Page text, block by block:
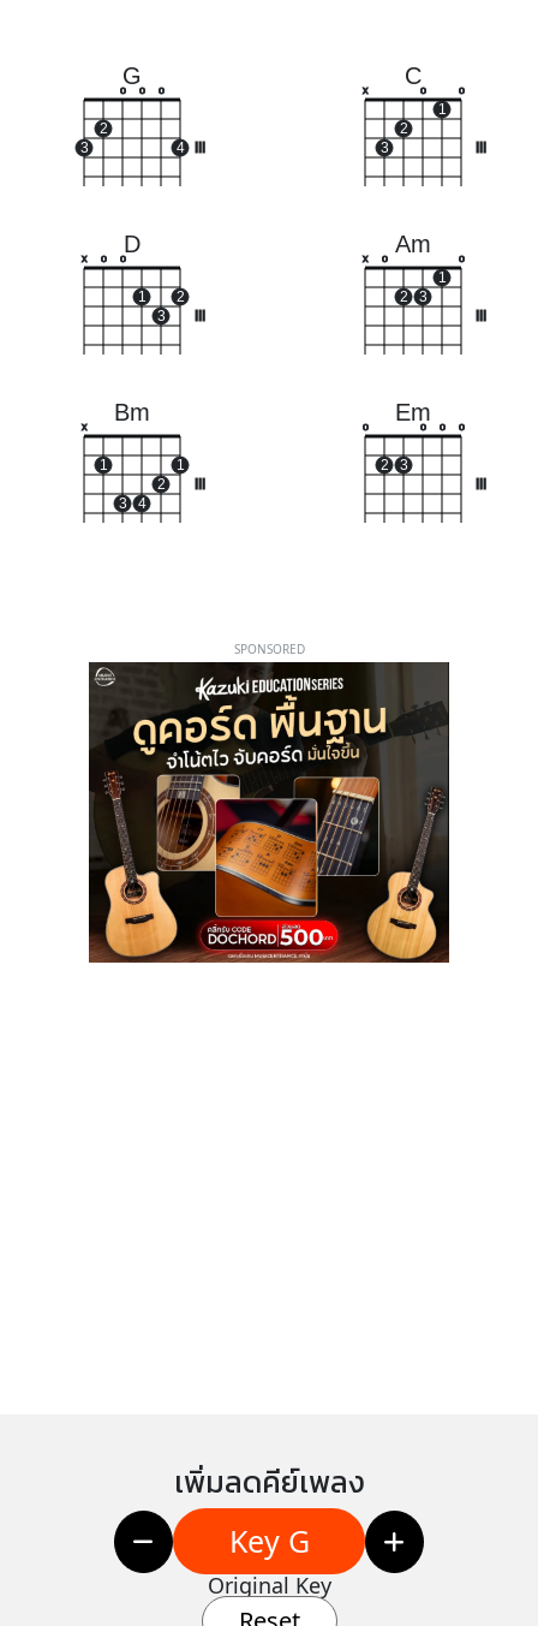
G
3
2
o o o
4
C
x
3
2
o
1
o
D
x o o
1
3
2
Am
x o
2 3
1
o
Bm
x
1
3 4
2
1
Em
o
2 3
o o o
SPONSORED
เพิ่มลดคีย์เพลง
Key G
Original Key